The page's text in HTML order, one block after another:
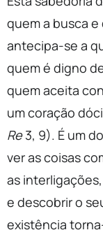
quem a busca e
antecipa-se a
quem é digno
quem aceita
um coração
Re3, 9). É um
ver as coisas
as
e descobrir o
existência